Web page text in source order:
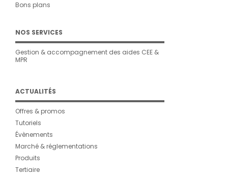
Bons plans
NOS SERVICES
Gestion & accompagnement des aides CEE &
MPR
ACTUALITÉS
Offres & promos
Tutoriels
Évènements
Marché & réglementations
Produits
Tertiaire